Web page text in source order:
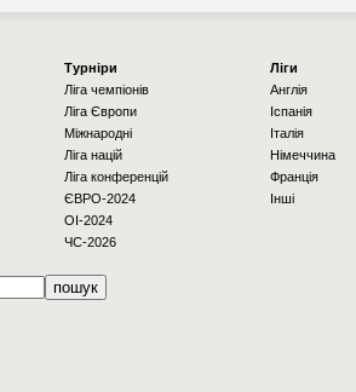
Турніри
Ліга чемпіонів
Ліга Європи
Міжнародні
Ліга націй
Ліга конференцій
ЄВРО-2024
OI-2024
ЧС-2026
Ліги
Англія
Іспанія
Італія
Німеччина
Франція
Інші